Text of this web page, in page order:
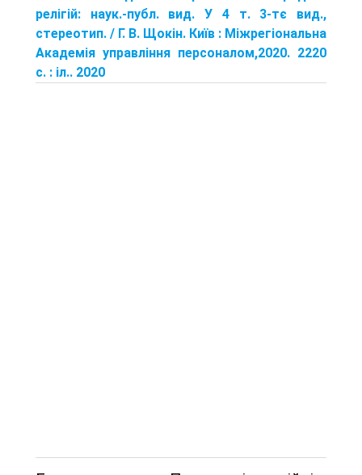
релігій: наук.-публ. вид. У 4 т. 3-тє вид.,
стереотип. / Г. В. Щокін. Київ : Міжрегіональна
Академія управління персоналом,2020. 2220
с. : іл.. 2020